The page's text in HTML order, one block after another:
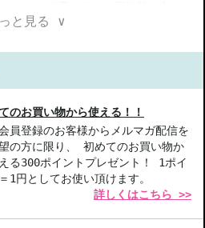
を高めることもできます。
送ができかねます。代引きでご注文
による審査がございます。予めご了
、佐川急便もしくは日本郵便で発送
指定はできません。
っておりません。
に弊社以外の物流センター社名が記
と見る ∨
のお買い物から使える！！
員登録のお客様からメルマガ配信を
の方に限り、 初めてのお買い物か
る300ポイントプレゼント！ 1ポイ
1円としてお使い頂けます。
詳しくはこちら >>